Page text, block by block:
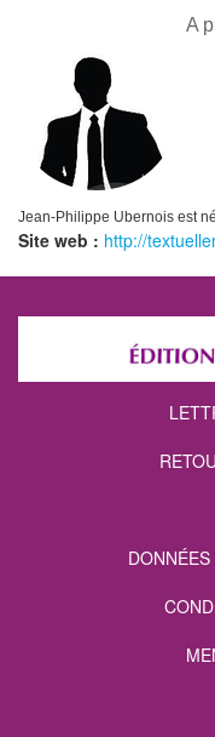
A
Jean-Philippe Ubernois est
Site web : http://